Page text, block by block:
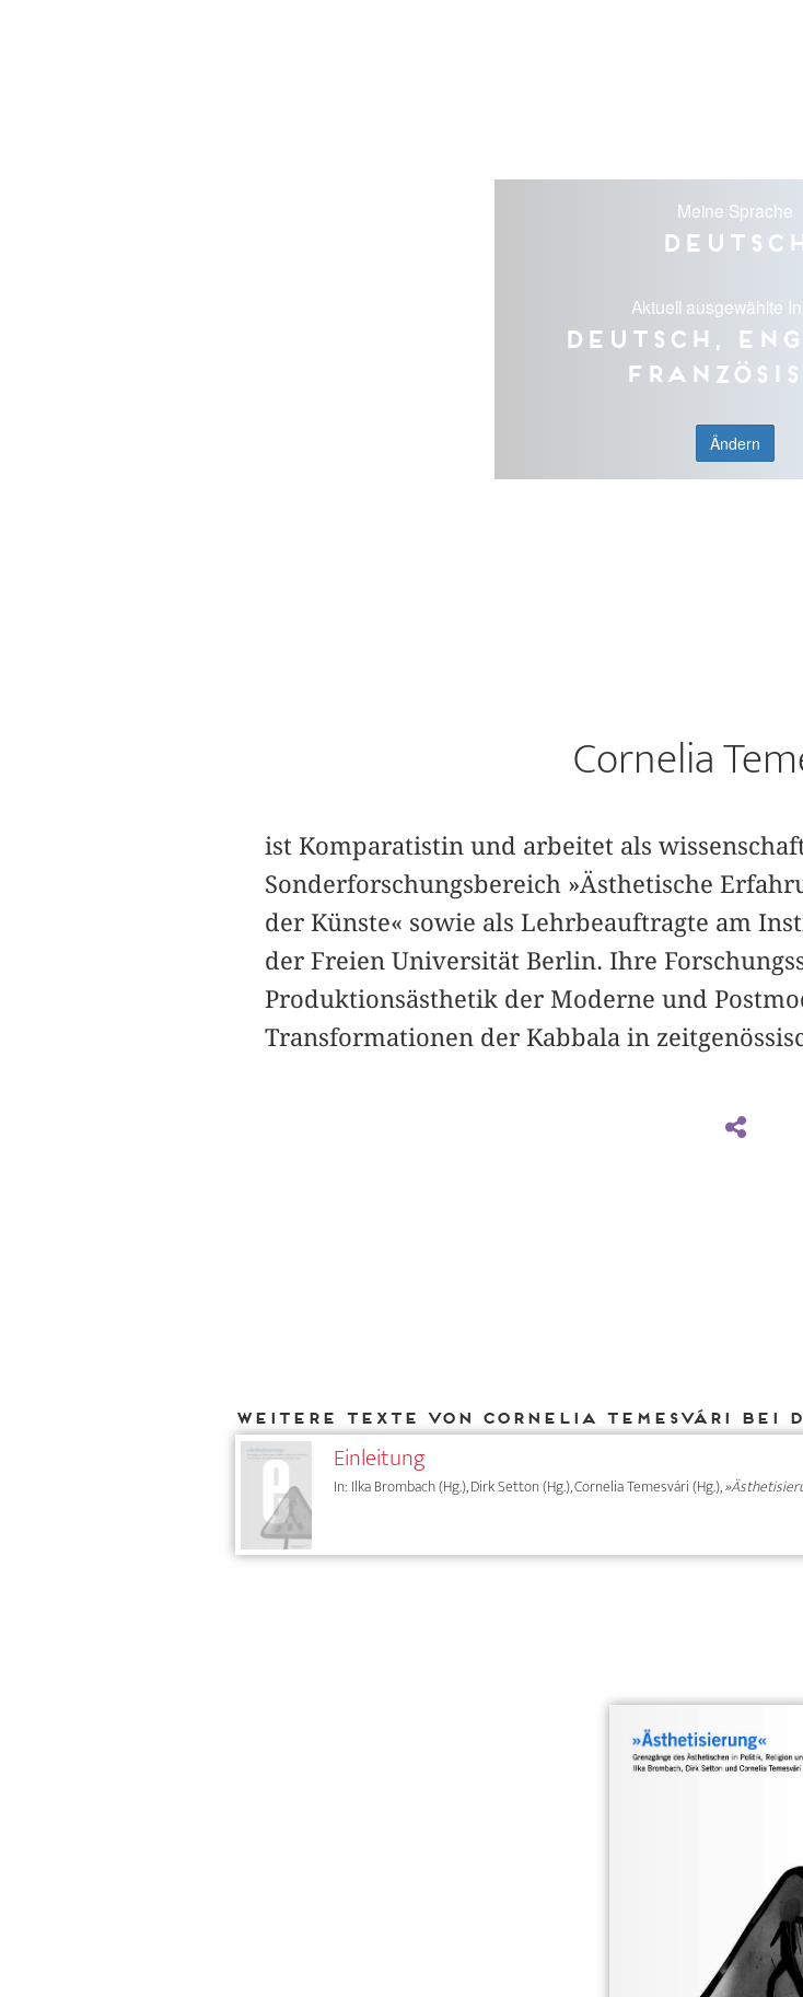
Meine Sprache
Aktuell ausgewählte
Deutsch,
Ändern
Cornelia
ist Komparatistin und arbeitet als
Sonderforschungsbereich »Ästhetische
der Künste« sowie als Lehrbeauftragte am
der Freien Universität Berlin. Ihre
Produktionsästhetik der Moderne und
Transformationen der Kabbala in
Weitere Texte von Cornelia Temesvári bei
Einleitung
In: Ilka Brombach (Hg.), Dirk Setton (Hg.), Cornelia Temesvári (Hg.),